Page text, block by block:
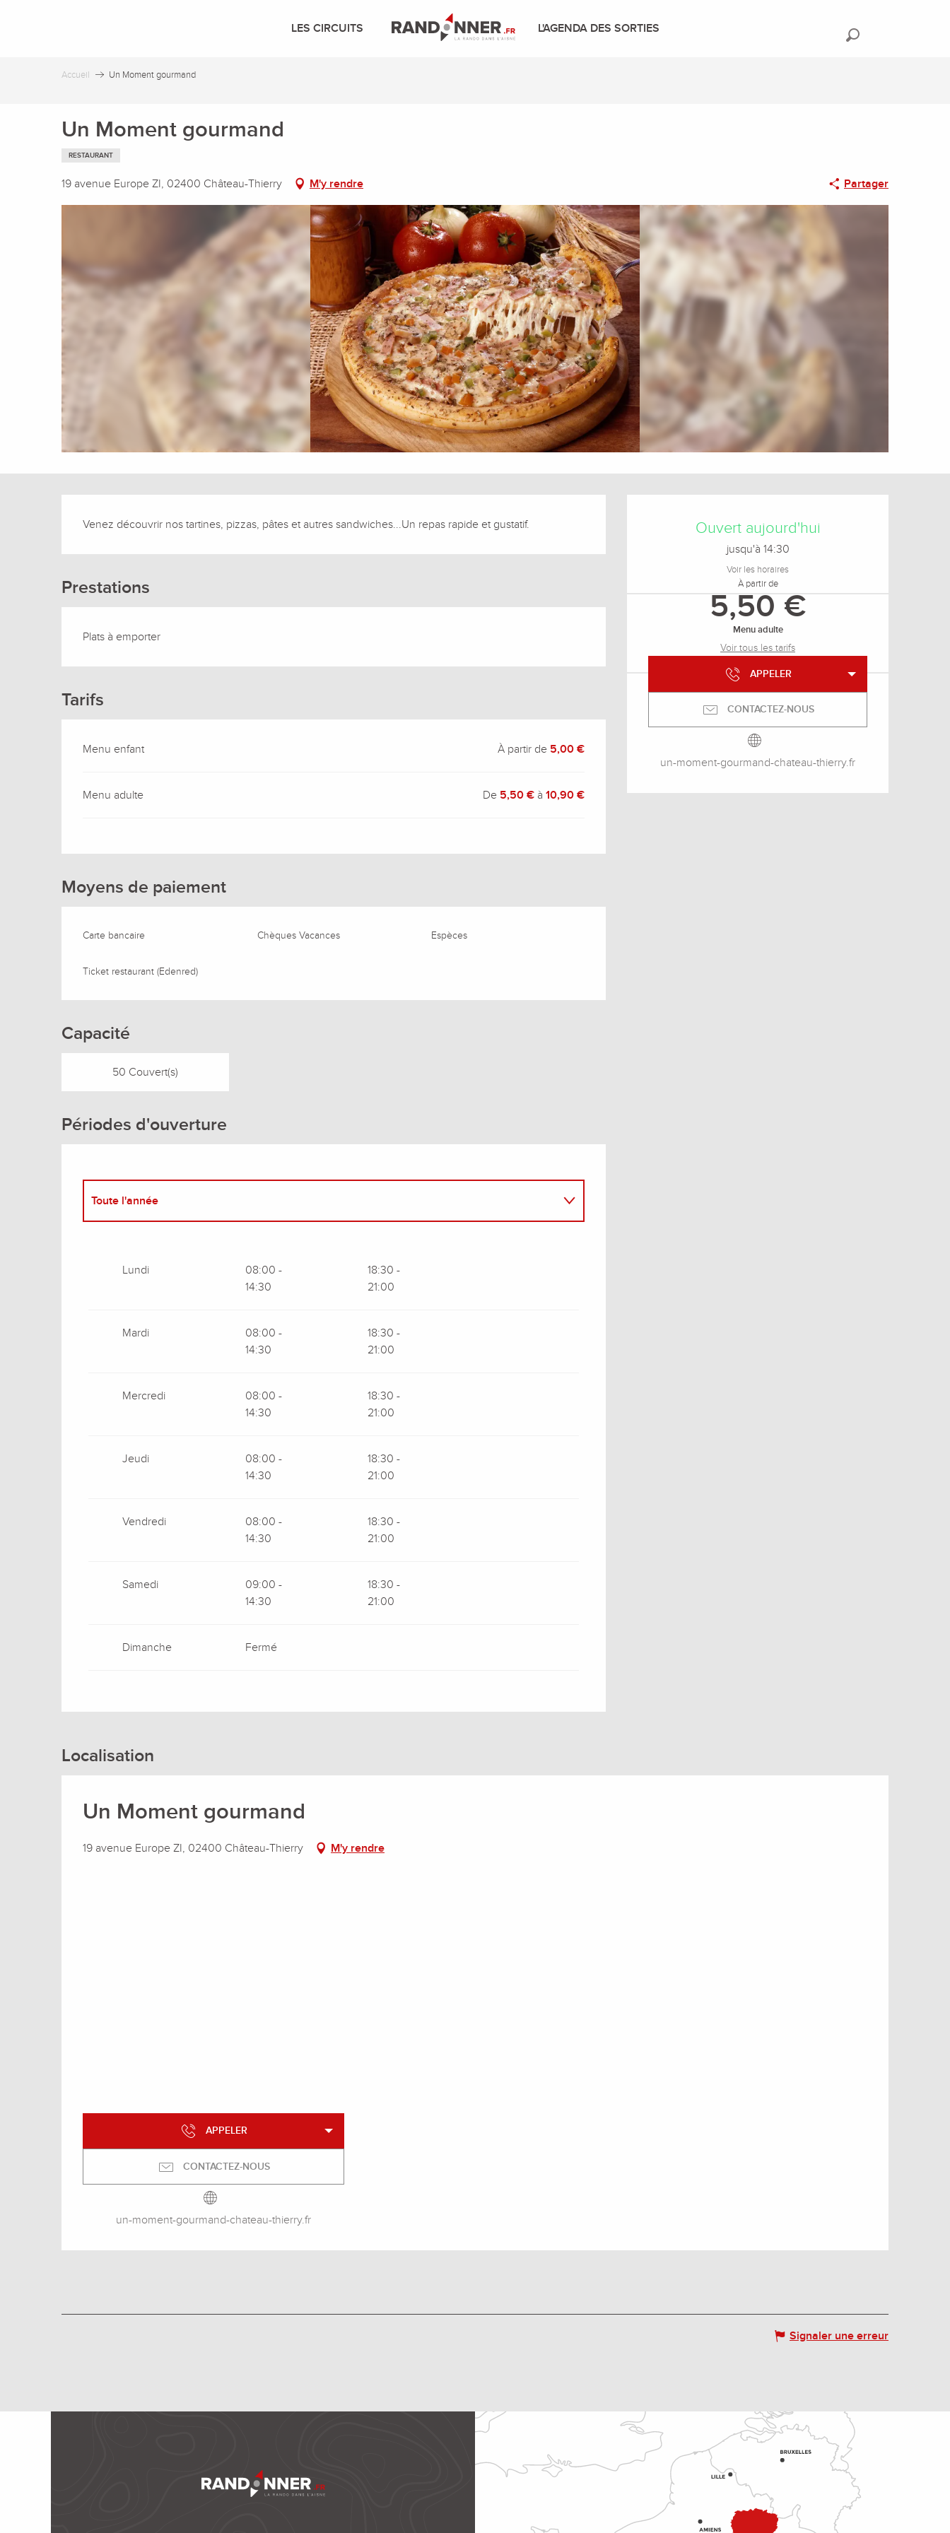
LES CIRCUITS L'AGENDA DES SORTIES
Accueil Un Moment gourmand
Un Moment gourmand
RESTAURANT
19 avenue Europe ZI, 02400 Château-Thierry M'y rendre Partager
Ouverture et
Ouvert aujourd'hui
jusqu'à 14:30
Voir les horaires
À partir de
5,50 €
Menu adulte
Voir tous les tarifs
APPELER
CONTACTEZ-NOUS
un-moment-gourmand-chateau-thierry.fr
Description
Venez découvrir nos tartines, pizzas, pâtes et autres sandwiches...Un repas rapide et gustatif.
Prestations
Plats à emporter
Tarifs
Menu enfant À partir de 5,00 €
Menu adulte De 5,50 € à10,90 €
Moyens de paiement
Carte bancaire Chèques Vacances Espèces
Ticket restaurant (Edenred)
Capacité
50 Couvert(s)
Périodes d'ouverture
Toute l'année
Lundi
08:00 -
14:30
18:30 -
21:00
Mardi
08:00 -
14:30
18:30 -
21:00
Mercredi
08:00 -
14:30
18:30 -
21:00
Jeudi
08:00 -
14:30
18:30 -
21:00
Vendredi
08:00 -
14:30
18:30 -
21:00
Samedi
09:00 -
14:30
18:30 -
21:00
Dimanche Fermé
Localisation
Un Moment gourmand
19 avenue Europe ZI, 02400 Château-Thierry M'y rendre
APPELER
CONTACTEZ-NOUS
un-moment-gourmand-chateau-thierry.fr
Signaler une erreur